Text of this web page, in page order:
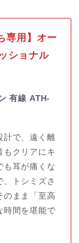
専用】オー
ショナル
有線 ATH-
計で、遠く離
もクリアにキ
も耳が痛くな
、トシミズさ
のまま「至高
時間を堪能で